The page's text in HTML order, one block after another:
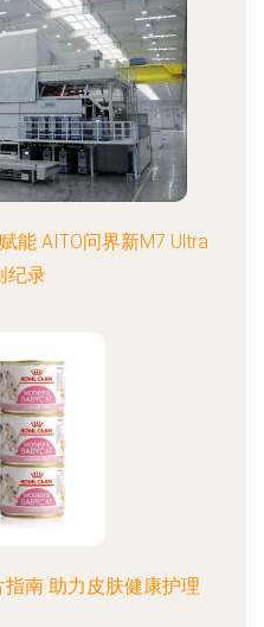
能 AITO问界新M7 Ultra
纪录
南 助力皮肤健康护理